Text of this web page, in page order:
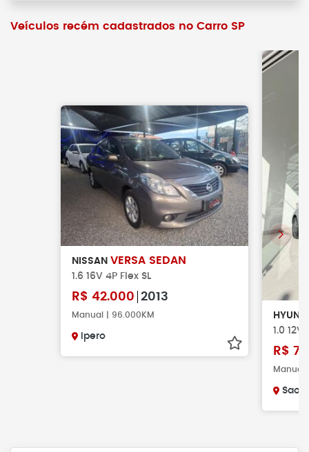
Veículos recém cadastrados no Carro SP
NISSAN VERSA SEDAN
1.6 16V 4P Flex SL
R$ 42.000 2013
Manual | 96.000KM
Ipero
1.0
R$
Manual
Sao